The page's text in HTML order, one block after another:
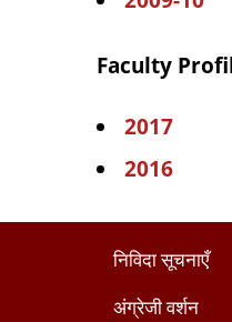
Faculty
2017
2016
निविदा सूचनाएँ
अंग्रेजी वर्शन